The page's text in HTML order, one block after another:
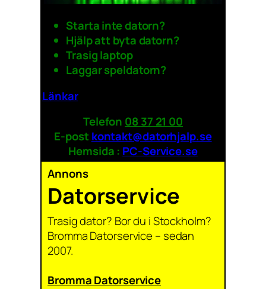
Starta inte datorn?
Hjälp att byta datorn?
Trasig laptop
Laggar speldatorn?
Länkar
Telefon 08 37 21 00
E-post kontakt@datorhjalp.se
Hemsida : PC-Service.se
Annons
Datorservice
Trasig dator? Bor du i Stockholm?
Bromma Datorservice – sedan
2007.
Bromma Datorservice